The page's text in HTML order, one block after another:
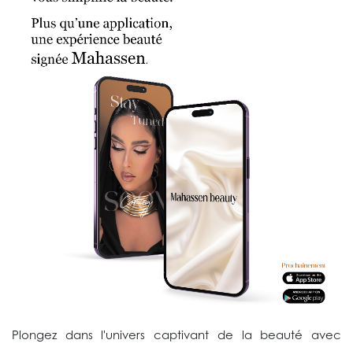
Plongez dans l'univers captivant de la beauté avec